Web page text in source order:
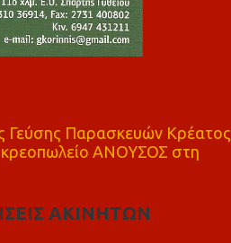
Γεύσης Παρασκευών Κρέατος
ΑΝΟΥΣΟΣ στη
ΑΚΙΝΗΤΩΝ